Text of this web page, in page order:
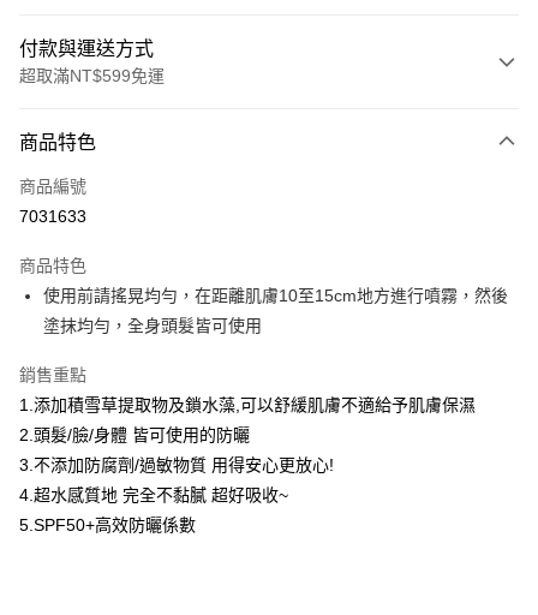
付款與運送方式
超取滿NT$599免運
信用卡一次付款
超商取貨付款
Apple Pay
街口支付
悠遊付
ATM付款
全家取貨付款
商品特色
商品編號
7031633
商品特色
使用前請搖晃均勻，在距離肌膚10至15cm地方進行噴霧，然後
塗抹均勻，全身頭髮皆可使用
銷售重點
1.添加積雪草提取物及鎖水藻,可以舒緩肌膚不適給予肌膚保濕
2.頭髮/臉/身體 皆可使用的防曬
3.不添加防腐劑/過敏物質 用得安心更放心!
4.超水感質地 完全不黏膩 超好吸收~
5.SPF50+高效防曬係數